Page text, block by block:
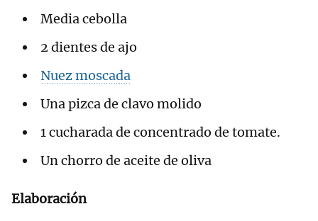
Media cebolla
2 dientes de ajo
Nuez moscada
Una pizca de clavo molido
1 cucharada de concentrado de tomate.
Un chorro de aceite de oliva
Elaboración